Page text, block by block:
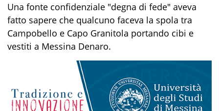
Una fonte confidenziale "degna di fede" aveva
fatto sapere che qualcuno faceva la spola tra
Campobello e Capo Granitola portando cibi e
vestiti a Messina Denaro.